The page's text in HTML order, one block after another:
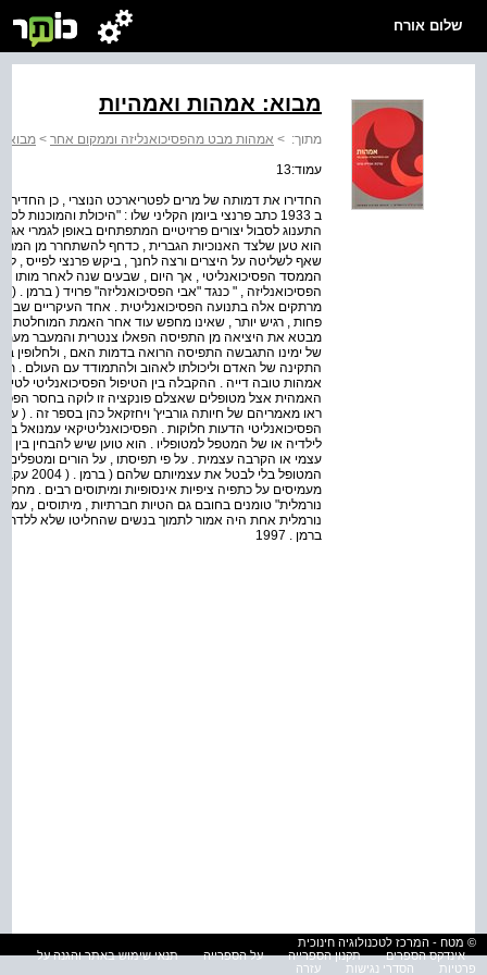
שלום אורח
מבוא: אמהות ואמהיות
מתוך: > אמהות מבט מהפסיכואנליזה וממקום אחר > מבוא:
עמוד:13
החדירו את דמותה של מרים לפטריארכט הנוצרי , כן
ב 1933 כתב פרנצי ביומן הקליני שלו : "היכולת
הוא טען שלצד האנוכיות הגברית , כדחף להשתחרר מן
שאף לשליטה על היצרים ורצה לחנך , ביקש פרנצי לפייס ,
הממסד הפסיכואנליטי , אך היום , שבעים שנה לאחר מותו ,
מרתקים אלה בתנועה הפסיכואנליטית . אחד העיקריים
מבטא את היציאה מן התפיסה הפאלו צנטרית והמעבר
של ימינו התגבשה התפיסה הרואה בדמות האם , ולחלופין
התקינה של האדם וליכולתו לאהוב ולהתמודד עם העולם .
אמהות טובה דייה . ההקבלה בין הטיפול הפסיכואנליטי
האמהית אצל מטופלים שאצלם פונקציה זו לוקה בחסר
ראו מאמריהם של חיותה גורביץ' ויחזקאל כהן בספר זה .
הפסיכואנליטי הדעות חלוקות . הפסיכואנליטיקאי עמנואל
לילדיה או של המטפל למטופליו . הוא טוען שיש להבחין בין
עצמי או הקרבה עצמית . על פי תפיסתו , על הורים
המטופל
מעמיסים על כתפיה ציפיות אינסופיות ומיתוסים רבים .
נורמלית" טומנים בחובם גם הטיות חברתיות , מיתוסים ,
ברמן . 1997
© מטח - המרכז לטכנולוגיה חינוכית
אינדקס הספרים
תקנון הספרייה על הספרייה
תנאי שימוש באתר והגנה על
פרטיות
הסדרי נגישות עזרה